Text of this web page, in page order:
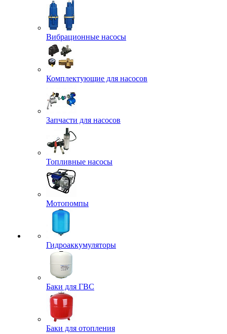
Вибрационные насосы
Комплектующие для насосов
Запчасти для насосов
Топливные насосы
Мотопомпы
Гидроаккумуляторы
Баки для ГВС
Баки для отопления